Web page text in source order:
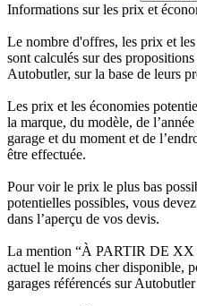
Informations sur les prix et
Le nombre d'offres, les prix et
sont calculés sur des
Autobutler, sur la base de leurs
Les prix et les économies
la marque, du modèle, de
garage et du moment et de
être effectuée.
Pour voir le prix le plus bas
potentielles possibles, vous
dans l’aperçu de vos devis.
La mention “À PARTIR DE XX
actuel le moins cher disponible,
garages référencés sur